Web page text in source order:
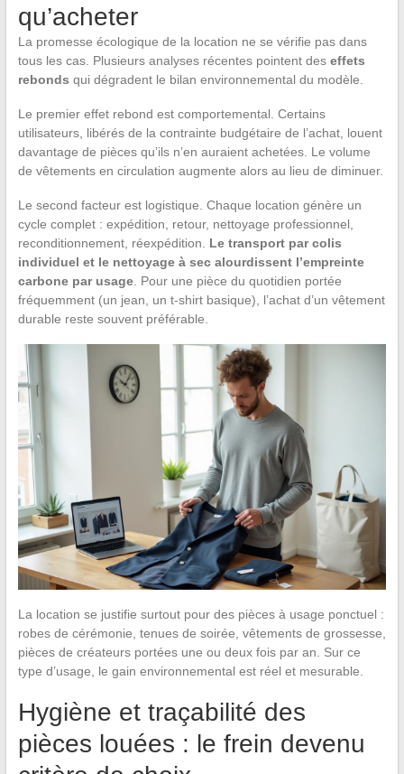
qu’acheter
La promesse écologique de la location ne se vérifie pas dans
tous les cas. Plusieurs analyses récentes pointent des effets
rebonds qui dégradent le bilan environnemental du modèle.
Le premier effet rebond est comportemental. Certains
utilisateurs, libérés de la contrainte budgétaire de l’achat, louent
davantage de pièces qu’ils n’en auraient achetées. Le volume
de vêtements en circulation augmente alors au lieu de diminuer.
Le second facteur est logistique. Chaque location génère un
cycle complet : expédition, retour, nettoyage professionnel,
reconditionnement, réexpédition. Le transport par colis
individuel et le nettoyage à sec alourdissent l’empreinte
carbone par usage. Pour une pièce du quotidien portée
fréquemment (un jean, un t-shirt basique), l’achat d’un vêtement
durable reste souvent préférable.
La location se justifie surtout pour des pièces à usage ponctuel :
robes de cérémonie, tenues de soirée, vêtements de grossesse,
pièces de créateurs portées une ou deux fois par an. Sur ce
type d’usage, le gain environnemental est réel et mesurable.
Hygiène et traçabilité des
pièces louées : le frein devenu